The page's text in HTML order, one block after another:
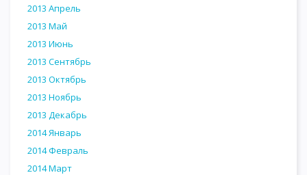
2013 Апрель
2013 Май
2013 Июнь
2013 Сентябрь
2013 Октябрь
2013 Ноябрь
2013 Декабрь
2014 Январь
2014 Февраль
2014 Март